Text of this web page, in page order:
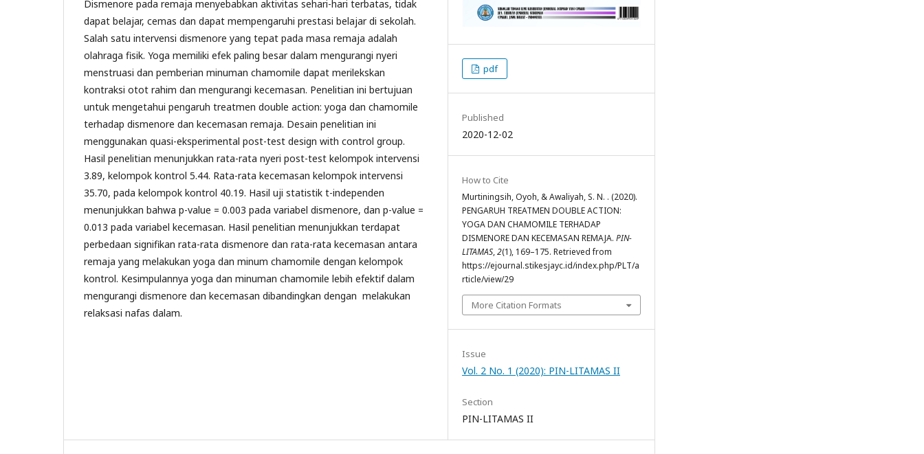
Dismenore pada remaja menyebabkan aktivitas sehari-hari terbatas, tidak
dapat belajar, cemas dan dapat mempengaruhi prestasi belajar di sekolah.
Salah satu intervensi dismenore yang tepat pada masa remaja adalah
olahraga fisik. Yoga memiliki efek paling besar dalam mengurangi nyeri
menstruasi dan pemberian minuman chamomile dapat merilekskan
kontraksi otot rahim dan mengurangi kecemasan. Penelitian ini bertujuan
untuk mengetahui pengaruh treatmen double action: yoga dan chamomile
terhadap dismenore dan kecemasan remaja. Desain penelitian ini
menggunakan quasi-eksperimental post-test design with control group.
Hasil penelitian menunjukkan rata-rata nyeri post-test kelompok intervensi
3.89, kelompok kontrol 5.44. Rata-rata kecemasan kelompok intervensi
35.70, pada kelompok kontrol 40.19. Hasil uji statistik t-independen
menunjukkan bahwa p-value = 0.003 pada variabel dismenore, dan p-value =
0.013 pada variabel kecemasan. Hasil penelitian menunjukkan terdapat
perbedaan signifikan rata-rata dismenore dan rata-rata kecemasan antara
remaja yang melakukan yoga dan minum chamomile dengan kelompok
kontrol. Kesimpulannya yoga dan minuman chamomile lebih efektif dalam
mengurangi dismenore dan kecemasan dibandingkan dengan melakukan
relaksasi nafas dalam.
pdf
Published
2020-12-02
How to Cite
Murtiningsih, Oyoh, & Awaliyah, S. N. . (2020).
PENGARUH TREATMEN DOUBLE ACTION:
YOGA DAN CHAMOMILE TERHADAP
DISMENORE DAN KECEMASAN REMAJA. PIN-
LITAMAS,2(1), 169–175. Retrieved from
https://ejournal.stikesjayc.id/index.php/PLT/a
rticle/view/29
More Citation Formats
Issue
Vol. 2 No. 1 (2020): PIN-LITAMAS II
Section
PIN-LITAMAS II